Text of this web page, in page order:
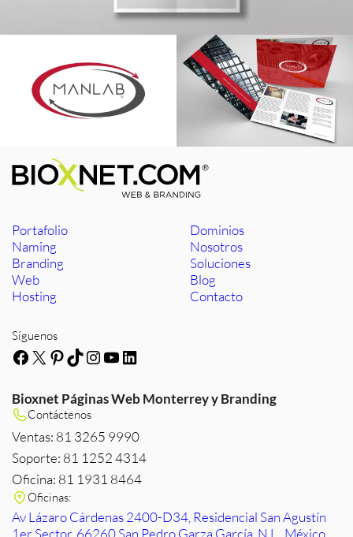
Portafolio
Naming
Branding
Web
Hosting
Dominios
Nosotros
Soluciones
Blog
Contacto
Síguenos
Facebook
X Pinterest
TikTok
Instagram
YouTube
LinkedIn
Bioxnet Páginas Web Monterrey y Branding
Contáctenos
Ventas: 81 3265 9990
Soporte: 81 1252 4314
Oficina: 81 1931 8464
Oficinas:
Av Lázaro Cárdenas 2400-D34, Residencial San Agustín
1er Sector, 66260 San Pedro Garza García, N.L., México